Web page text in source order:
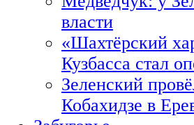
власти
«Шахтёрский
Кузбасса стал
Зеленский
Кобахидзе в